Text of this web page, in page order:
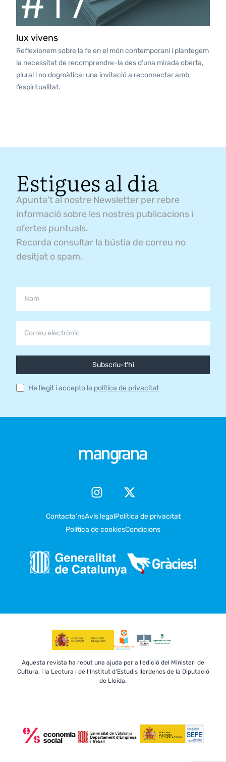
lux vivens
Reflexionem sobre la fe en el món contemporani i plantegem
la necessitat de recomprendre-la des d’una mirada oberta,
plural i no dogmàtica: una invitació a reconnectar amb
l’espiritualitat.
Estigues al dia
Apunta’t al nostre Newsletter per rebre
informació sobre les nostres publicacions i
ofertes puntuals.
Recorda consultar la bústia de correu no
desitjat o spam.
Subscriu-t'hi
He llegit i accepto la política de privacitat
Contacta’nsAvís legalPolítica de privacitat
Política de cookiesCondicions
Aquesta revista ha rebut una ajuda per a l’edició del Ministeri de
Cultura, i la Lectura i de l’Institut d’Estudis Ilerdencs de la Diputació
de Lleida.